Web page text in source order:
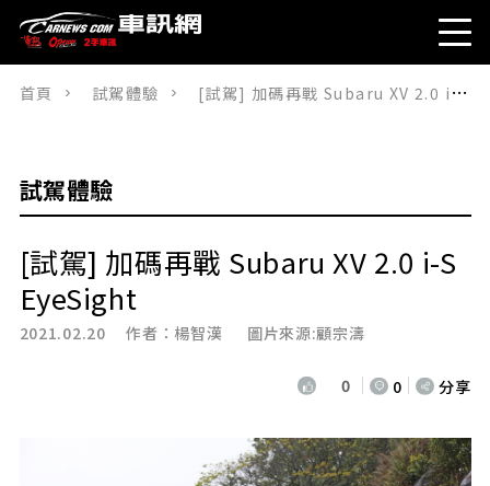
首頁 試駕體驗 [試駕] 加碼再戰 Subaru XV 2.0 i-S EyeSight
試駕體驗
[試駕] 加碼再戰 Subaru XV 2.0 i-S
EyeSight
2021.02.20 作者：楊智漢 圖片來源:顧宗濤
0 0 分享